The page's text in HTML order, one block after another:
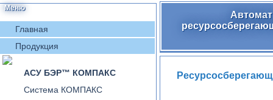
Меню
Главная
Продукция
АСУ БЭР™ КОМПАКС
Система КОМПАКС